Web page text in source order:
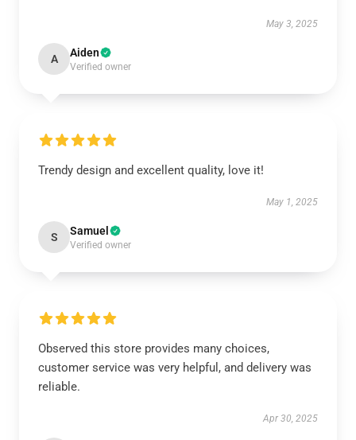
May 3, 2025
A Aiden
Verified owner
Trendy design and excellent quality, love it!
May 1, 2025
S Samuel
Verified owner
Observed this store provides many choices,
customer service was very helpful, and delivery was
reliable.
Apr 30, 2025